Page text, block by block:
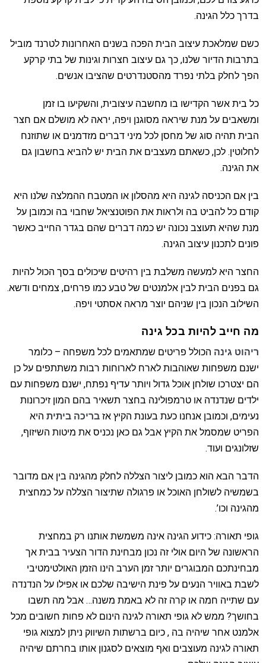
בדרך כלל הגינה.
כשם שמלאכת עיצוב הבית הפכה בשנים האחרונות לטרנד מוביל
בתרבות הדיור שלנו, כך גם עיצוב חצרות וגינות של בתי קרקע
הפך לחלק בלתי נפרד מהסטנדרטים שהציבו אנשים.
כל בית אשר הקדישו בו מחשבה עיצובית, והשקיעו בו זמן
ומשאבים על מנת שיראה מסוגנן ויפה, יראה לא מושלם אם חצר
הבית תהיה סוג של מחסן לכל מיני דברים מזדמנים או שתוזנח
לחלוטין. לכן, כשאתם מעצבים את הבית יש להביא בחשבון גם
את הגינה.
בין אם הכניסה לגינה היא מהסלון או המטבח ההמלצה שלנו היא
קודם כל להביט בה ולראות את הפוטנציאל שחבוי בה וכמובן על
מנת שהיא תעוצב נכונה יש כמה דברים שהם בגדר החייב כאשר
פונים לתכנון עיצוב הגינה.
החצר היא למעשה משלבת בין רהיטים שיכולים בסך הכול להיות
גם בפנים הבית לבין אלמנטים של טבע כמו פרחים, צמחים ודשא.
השילוב הנכון בין שניהם יוצר מראה אסתטי ויפה.
מה חייב להיות בכל גינה
ריהוט גינה הכולל פריטים שמתאמים לכל משפחה – כלומר
ישנם משפחות שאוהבות לארח לארוחות רבות משתתפים על כן
הם יצטרכו שולחן אוכל גדול ויותר עדיף נפתח, ישנם משפחות עם
ילדים שנדנדה או טרמפולינה בחצר תשאיר בהם המון זיכרונות
נעימים, וכמובן אנחנו כעת בעונת הקיץ אז בריכה ביתית היא
הפריט שמסמל את הקיץ אבל גם כאן נכניס את מיטות השיזוף,
שזלונגים ועוד.
הדבר הבא הוא כמובן ליצור הצללה לחלק מהגינה בין אם מדובר
בשמשיה לשולחן האוכל או פרגולה שתיצור הצללה על כמחצית
מהגינה וכו’.
גופי תאורה: כידוע הגינה אינה משמשת אותנו רק במחצית
הראשונה של היום אולי זה נכון מבחינת הדור הצעיר בבית אך
מבחינתכם המבוגרים יותר זמן הערב הינו הזמן האולטימטיבי
לשבת באוויר הנעים על פינת הישיבה שלכם או אפילו על הנדנדה
עם שתייה חמה או קרה זה לא באמת משנה… אבל מה תשבו
בחושך? ממש לא גופי תאורה לגינה הינום לא פחות חשובים מכל
אלמנט אחר שיהיה בה , כיום ברשתות השיווק ניתן למצוא גופי
תאורה לגינה מעוצבים ואף מוצאים לסגנון אותו בחרתם שיהיה